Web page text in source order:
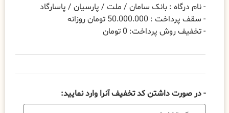
- نام درگاه : بانک سامان / ملت / پارسیان / پاسارگاد
- سقف پرداخت : 50.000.000 تومان روزانه
- تخفیف روش پرداخت: 0 تومان
- در صورت داشتن کد تخفیف آنرا وارد نمایید: